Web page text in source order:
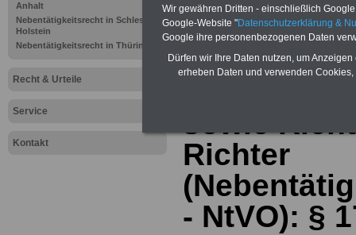
Anhalt
Nebentätigkeitsrecht in Schleswig-
Holstein
Nebentätigkeitsrecht in Thüringen
Recht & Urteile
Service
Kontakt
sowie
Richter
- NtVO): §
Wir gewähren Dritten - einschließlich
Google-Website "Datenschutzerklärung &
Google ihre personenbezogenen Daten
Dürfen wir Ihre Daten nutzen, um
erheben Daten und verwenden